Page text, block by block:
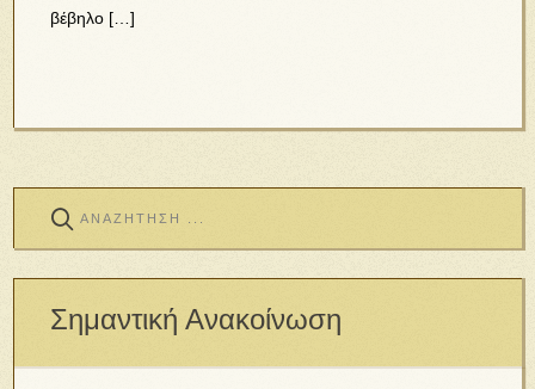
βέβηλο […]
Σημαντική Ανακοίνωση